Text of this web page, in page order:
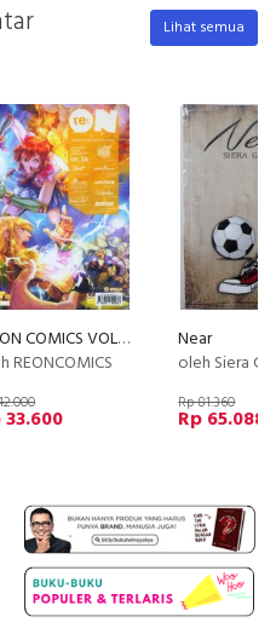
Lihat semua
RE:ON COMICS VOL. 26 PERIODICAL COMICS COMPILATION
REONCOMICS
33.600
Near
oleh Siera
Rp 81.360
Rp 65.088